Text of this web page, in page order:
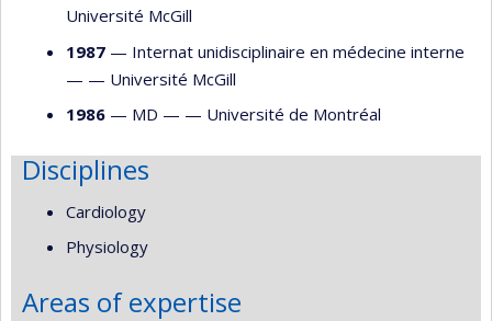
Université McGill
1987 — Internat unidisciplinaire en médecine interne
— — Université McGill
1986 — MD — — Université de Montréal
Disciplines
Cardiology
Physiology
Areas of expertise